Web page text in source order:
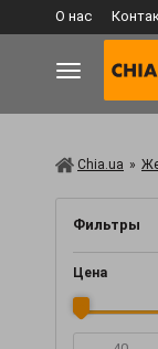
О нас
Chia.ua »
Фильтры
Цена